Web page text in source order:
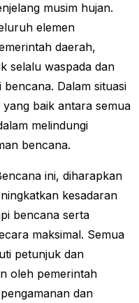
musim hujan.
elemen
daerah,
selalu waspada dan
Dalam situasi
baik antara semua
melindungi
bencana.
ini, diharapkan
kesadaran
bencana serta
maksimal. Semua
petunjuk dan
oleh pemerintah
dan